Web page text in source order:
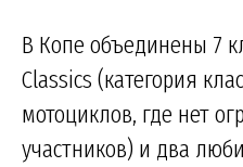
В Копе объединены 7
Classics (категория
мотоциклов, где нет
участников) и два